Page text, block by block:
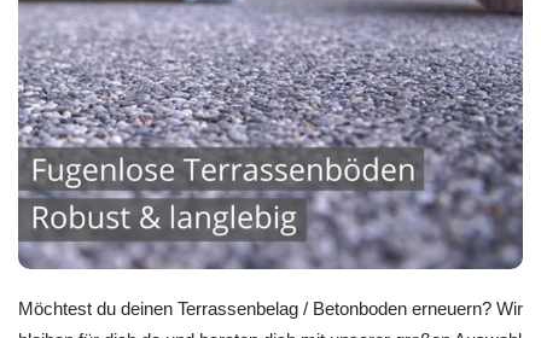
Möchtest du deinen Terrassenbelag / Betonboden erneuern? Wir